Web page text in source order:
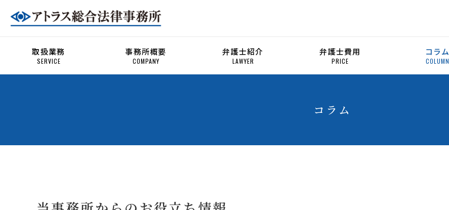
取扱業務
SERVICE
事務所概要
COMPANY
弁護士紹介
LAWYER
弁護士費用
PRICE
コラム
COLUMN
コラム